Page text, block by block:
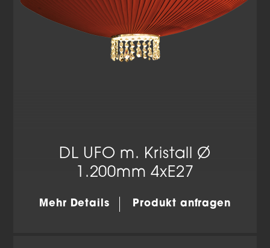
DL UFO m. Kristall Ø
1.200mm 4xE27
Mehr Details Produkt anfragen